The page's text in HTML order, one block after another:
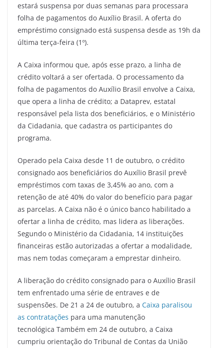
estará suspensa por duas semanas para processara
folha de pagamentos do Auxílio Brasil. A oferta do
empréstimo consignado está suspensa desde as 19h da
última terça-feira (1º).
A Caixa informou que, após esse prazo, a linha de
crédito voltará a ser ofertada. O processamento da
folha de pagamentos do Auxílio Brasil envolve a Caixa,
que opera a linha de crédito; a Dataprev, estatal
responsável pela lista dos beneficiários, e o Ministério
da Cidadania, que cadastra os participantes do
programa.
Operado pela Caixa desde 11 de outubro, o crédito
consignado aos beneficiários do Auxílio Brasil prevê
empréstimos com taxas de 3,45% ao ano, com a
retenção de até 40% do valor do benefício para pagar
as parcelas. A Caixa não é o único banco habilitado a
ofertar a linha de crédito, mas lidera as liberações.
Segundo o Ministério da Cidadania, 14 instituições
financeiras estão autorizadas a ofertar a modalidade,
mas nem todas começaram a emprestar dinheiro.
A liberação do crédito consignado para o Auxílio Brasil
tem enfrentado uma série de entraves e de
suspensões. De 21 a 24 de outubro, a Caixa paralisou
as contratações para uma manutenção
tecnológica Também em 24 de outubro, a Caixa
cumpriu orientação do Tribunal de Contas da União